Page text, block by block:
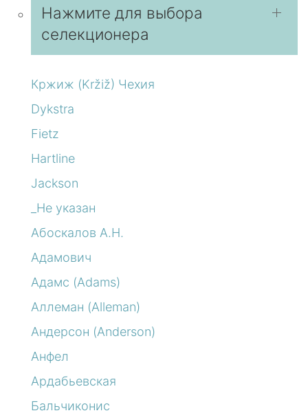
Нажмите для выбора
селекционера
Кржиж (Kržiž) Чехия
Dykstra
Fietz
Hartline
Jackson
_Не указан
Абоскалов А.Н.
Адамович
Адамс (Adams)
Аллеман (Alleman)
Андерсон (Anderson)
Анфел
Ардабьевская
Бальчиконис